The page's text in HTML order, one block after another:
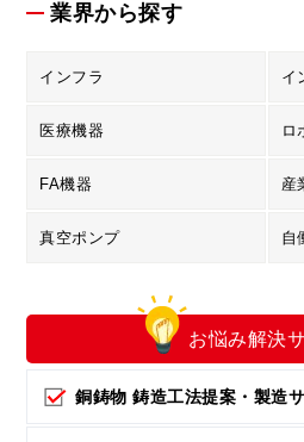
業界から探す
インフラ イ
医療機器 ロ
FA機器 産
真空ポンプ 自
お悩み解決
銅鋳物 鋳造工法提案・製造